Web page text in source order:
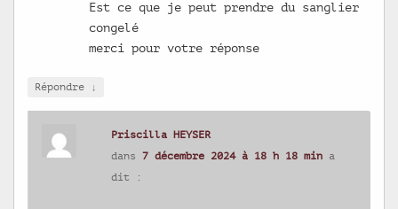
Est ce que je peut prendre du sanglier
congelé
merci pour votre réponse
Répondre ↓
Priscilla HEYSER
dans7 décembre 2024 à 18 h 18 min a
dit :